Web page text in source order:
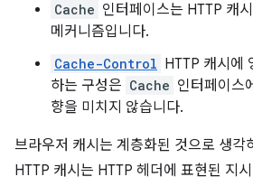
Cache 인터페이스는 HTTP 캐
메커니즘입니다.
Cache-Control HTTP 캐시에
하는 구성은 Cache 인터페이스
향을 미치지 않습니다.
브라우저 캐시는 계층화된 것으로 생각
HTTP 캐시는 HTTP 헤더에 표현된 지